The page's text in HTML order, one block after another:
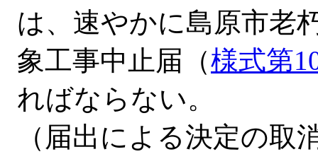
は、速やかに島原市老
象工事中止届（様式第
ればならない。
（届出による決定の取